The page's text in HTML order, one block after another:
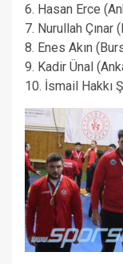
6. Hasan Erce
7. Nurullah
8. Enes Akın
9. Kadir Ünal
10. İsmail Hakkı